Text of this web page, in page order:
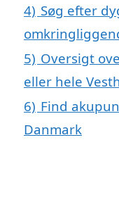
4) Søg efter
5) Oversigt
eller hele
6) Find
Danmark